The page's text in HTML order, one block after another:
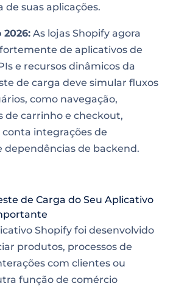
de suas aplicações.
As lojas Shopify agora
de aplicativos de
e recursos dinâmicos da
de carga deve simular fluxos
como navegação,
de carrinho e checkout,
integrações de
dependências de backend.
de Carga do Seu Aplicativo
Shopify foi desenvolvido
produtos, processos de
com clientes ou
função de comércio